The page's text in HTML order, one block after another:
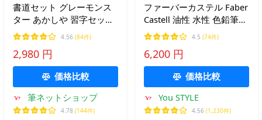
書道セット グレーモンス
ター あかしや 習字セット
男の子 小学生 送料無料 半
紙20枚付き 迷彩柄 カモフ
ラ−ジュ レッド 入学準備
AF232-GM
4.56 (84件)
2,980 円
価格比較
筆ネットショップ
4.78 (144件)
ファーバーカステル Faber
Castell 油性 水性 色鉛筆
100色 油彩/水彩 Faber-
Castell 油性色鉛筆 115700
100色 赤缶/水性色鉛筆
514001 100色 赤缶 画材セ
4.5 (74件)
6,200 円
価格比較
You STYLE
4.56 (1,230件)